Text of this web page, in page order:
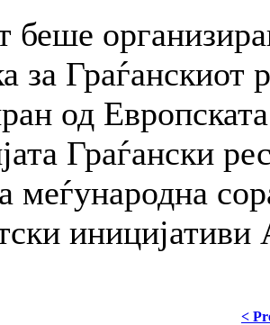
беше
за Граѓанскиот
од
Граѓански
меѓународна
<